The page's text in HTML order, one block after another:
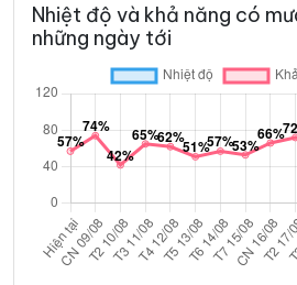
Nhiệt độ và khả năng có
những ngày tới